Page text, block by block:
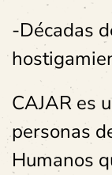
-Décadas
CAJAR es
personas
Humanos